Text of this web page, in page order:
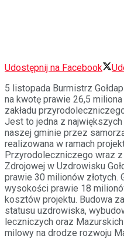
Udostępnij na Facebook
5 listopada Burmistrz
na kwotę prawie 26,5
zakładu
Jest to jedna z
naszej gminie przez
realizowana w ramach
Przyrodoleczniczego wraz
Zdrojowej w Uzdrowisku
prawie 30 milionów złotych.
wysokości prawie 18
kosztów projektu. Budowa
statusu uzdrowiska,
leczniczych oraz
milowy na drodze rozwoju